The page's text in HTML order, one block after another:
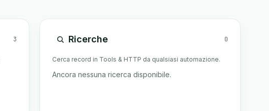
3 Ricerche 0
Cerca record in Tools & HTTP da qualsiasi automazione.
Ancora nessuna ricerca disponibile.